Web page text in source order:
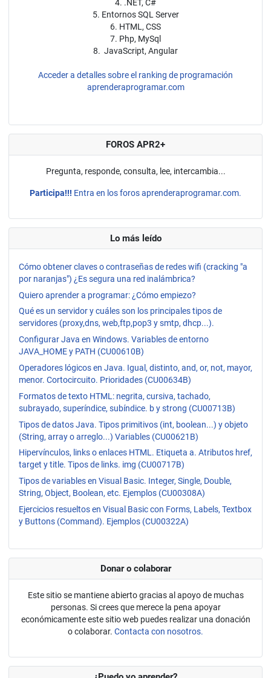
4. .NET, C#
5. Entornos SQL Server
6. HTML, CSS
7. Php, MySql
8. JavaScript, Angular
Acceder a detalles sobre el ranking de programación
aprenderaprogramar.com
FOROS APR2+
Pregunta, responde, consulta, lee, intercambia...
Participa!!! Entra en los foros aprenderaprogramar.com.
Lo más leído
Cómo obtener claves o contraseñas de redes wifi (cracking "a
por naranjas") ¿Es segura una red inalámbrica?
Quiero aprender a programar: ¿Cómo empiezo?
Qué es un servidor y cuáles son los principales tipos de
servidores (proxy,dns, web,ftp,pop3 y smtp, dhcp...).
Configurar Java en Windows. Variables de entorno
JAVA_HOME y PATH (CU00610B)
Operadores lógicos en Java. Igual, distinto, and, or, not, mayor,
menor. Cortocircuito. Prioridades (CU00634B)
Formatos de texto HTML: negrita, cursiva, tachado,
subrayado, superíndice, subíndice. b y strong (CU00713B)
Tipos de datos Java. Tipos primitivos (int, boolean...) y objeto
(String, array o arreglo...) Variables (CU00621B)
Hipervínculos, links o enlaces HTML. Etiqueta a. Atributos href,
target y title. Tipos de links. img (CU00717B)
Tipos de variables en Visual Basic. Integer, Single, Double,
String, Object, Boolean, etc. Ejemplos (CU00308A)
Ejercicios resueltos en Visual Basic con Forms, Labels, Textbox
y Buttons (Command). Ejemplos (CU00322A)
Donar o colaborar
Este sitio se mantiene abierto gracias al apoyo de muchas
personas. Si crees que merece la pena apoyar
económicamente este sitio web puedes realizar una donación
o colaborar. Contacta con nosotros.